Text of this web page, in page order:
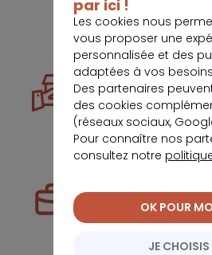
mensualité
Crédit
Nous vous aidons
immobilier une
Prêt
Nous vous aidons à
projet et à trouver
dans des délais
par ici !
Les cookies nous
vous proposer une
personnalisée et des
adaptées à vos
Des partenaires
des cookies
(réseaux sociaux,
Pour connaître nos
consultez notre
JE CHOISIS
OK POUR